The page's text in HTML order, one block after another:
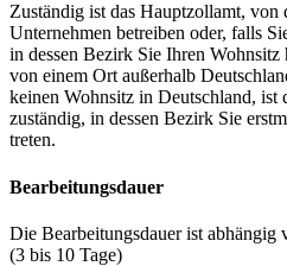
Zuständig ist das Hauptzollamt, von
Unternehmen betreiben oder, falls
in dessen Bezirk Sie Ihren
von einem Ort außerhalb
keinen Wohnsitz in Deutschland, ist
zuständig, in dessen Bezirk Sie
treten.
Bearbeitungsdauer
Die Bearbeitungsdauer ist abhängig
(3 bis 10 Tage)